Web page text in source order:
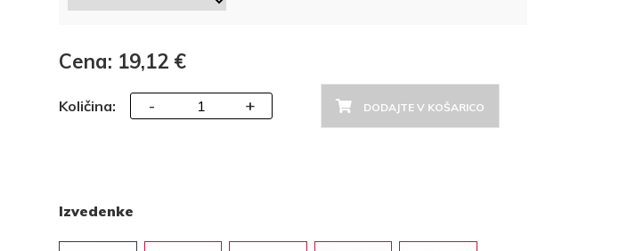
Cena: 19,12 €
Količina: - + DODAJTE V KOŠARICO
Izvedenke